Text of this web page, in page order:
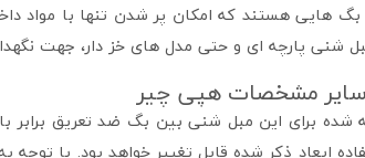
بگ هایی هستند که امکان پر شدن تنها با مواد
شنی پارچه ای و حتی مدل های خز دار، جهت
سایر مشخصات هپی چیر